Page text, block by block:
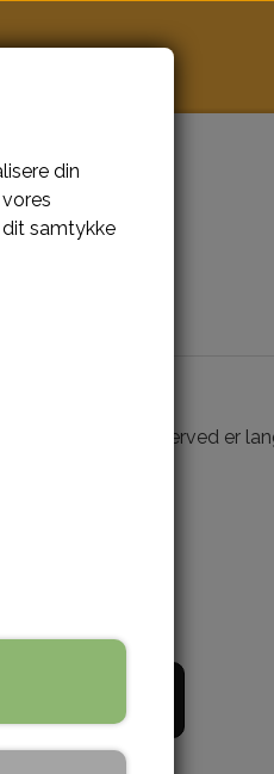
af glukose, som herved er
din
samtykke